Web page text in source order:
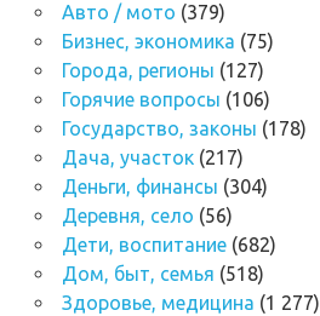
Авто / мото (379)
Бизнес, экономика (75)
Города, регионы (127)
Горячие вопросы (106)
Государство, законы (178)
Дача, участок(217)
Деньги, финансы (304)
Деревня, село (56)
Дети, воспитание(682)
Дом, быт, семья (518)
Здоровье, медицина (1 277)